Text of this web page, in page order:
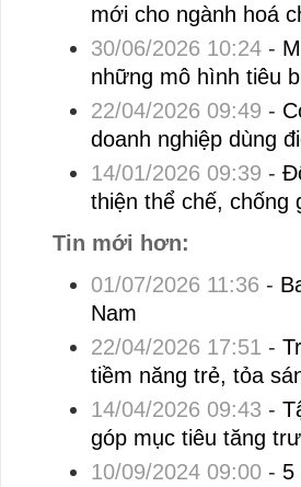
mới cho ngành hoá
30/06/2026 10:24-
những mô hình tiêu
22/04/2026 09:49 -
doanh nghiệp dùng
14/01/2026 09:39 -
thiện thể chế, chống
Tin mới hơn:
01/07/2026 11:36 -
Nam
22/04/2026 17:51 -
tiềm năng trẻ, tỏa
14/04/2026 09:43 -
góp mục tiêu tăng
10/09/2024 09:00- 5